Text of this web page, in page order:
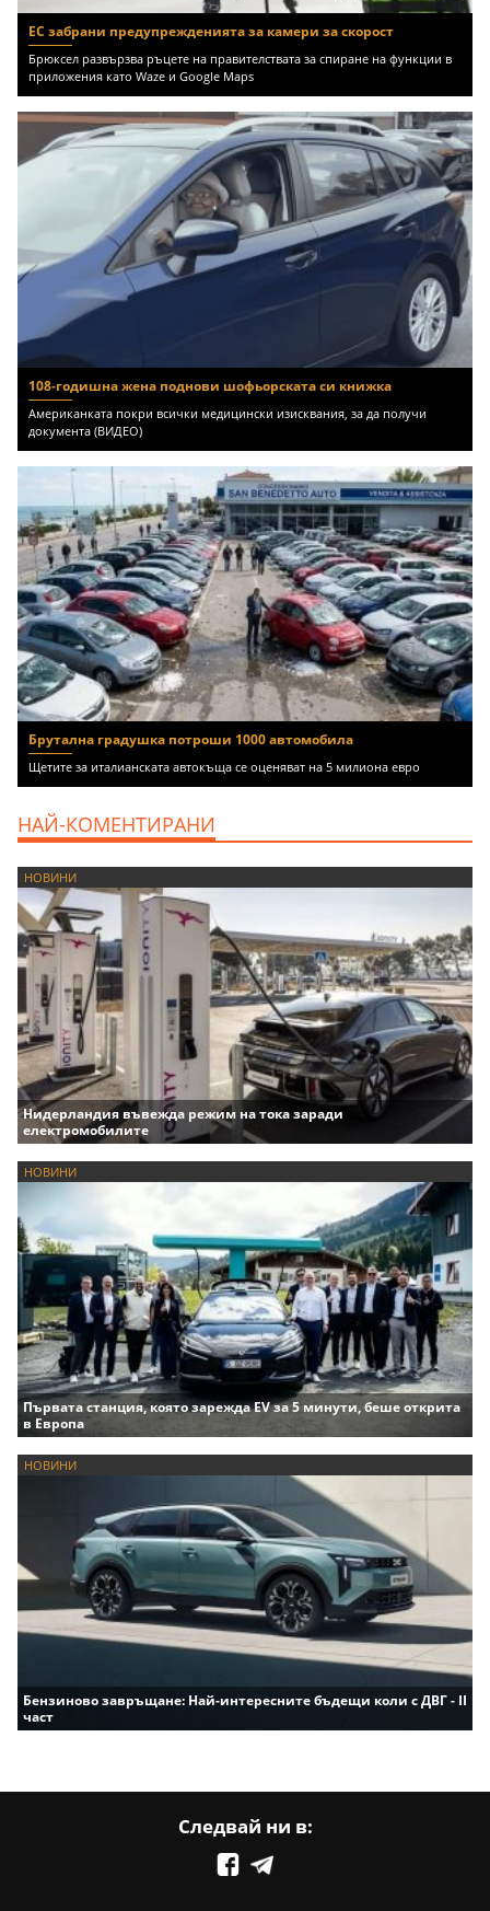
ЕС забрани предупрежденията за камери за скорост
Брюксел развързва ръцете на правителствата за спиране на функции в
приложения като Waze и Google Maps
108-годишна жена поднови шофьорската си книжка
Американката покри всички медицински изисквания, за да получи
документа (ВИДЕО)
Брутална градушка потроши 1000 автомобила
Щетите за италианската автокъща се оценяват на 5 милиона евро
НАЙ-КОМЕНТИРАНИ
НОВИНИ
Нидерландия въвежда режим на тока заради
електромобилите
НОВИНИ
Първата станция, която зарежда EV за 5 минути, беше открита
в Европа
НОВИНИ
Бензиново завръщане: Най-интересните бъдещи коли с ДВГ - II
част
Следвай ни в: